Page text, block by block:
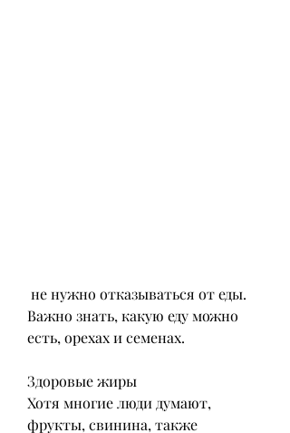
Важно знать, какую еду можно
есть, орехах и семенах.
Здоровые жиры
Хотя многие люди думают,
фрукты, свинина, также